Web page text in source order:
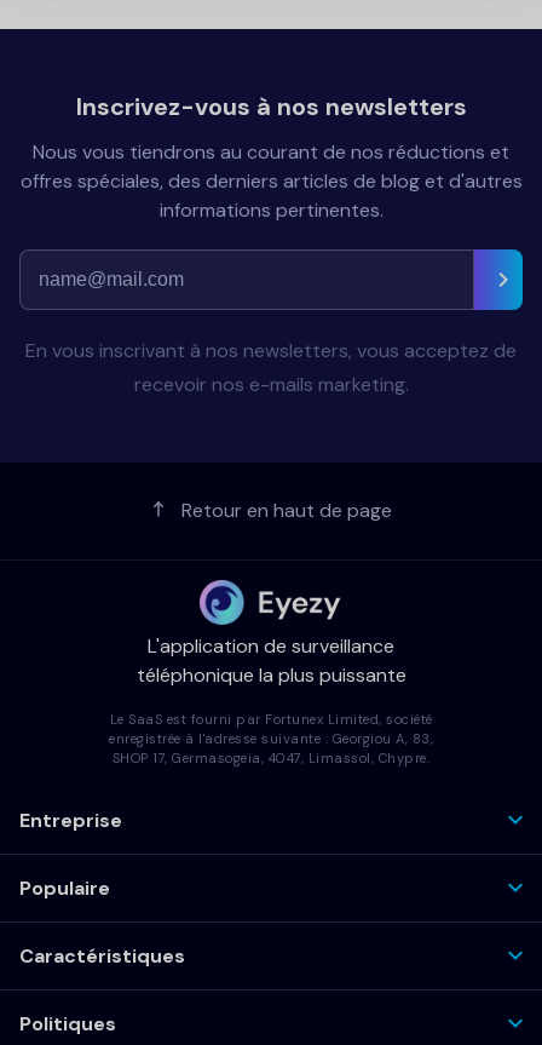
Inscrivez-vous à nos newsletters
Nous vous tiendrons au courant de nos réductions et
offres spéciales, des derniers articles de blog et d'autres
informations pertinentes.
En vous inscrivant à nos newsletters, vous acceptez de
recevoir nos e-mails marketing.
Retour en haut de page
L'application de surveillance
téléphonique la plus puissante
Le SaaS est fourni par Fortunex Limited, société
enregistrée à l'adresse suivante : Georgiou A, 83,
SHOP 17, Germasogeia, 4047, Limassol, Chypre.
Entreprise
Populaire
Caractéristiques
Politiques